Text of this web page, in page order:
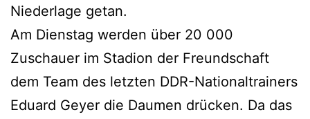
Niederlage getan.
Am Dienstag werden über 20 000
Zuschauer im Stadion der Freundschaft
dem Team des letzten DDR-Nationaltrainers
Eduard Geyer die Daumen drücken. Da das